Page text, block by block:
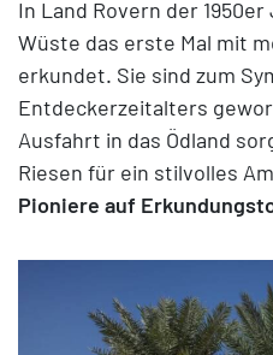
In Land Rovern der
Wüste das erste Mal mit
erkundet. Sie sind zum
Entdeckerzeitalters
Ausfahrt in das Ödland
Riesen für ein stilvolles
Pioniere auf